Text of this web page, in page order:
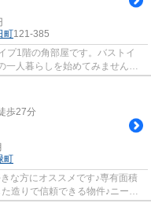
町121-385
プ1階の角部屋です。バストイ
一人暮らしを始めてみません
のゴミ...
歩27分
町
な方にオススメです♪専有面積
造りで信頼できる物件♪ニーズ
を送...